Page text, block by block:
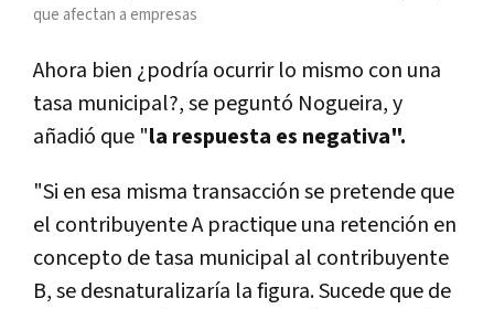
que afectan a empresas
Ahora bien ¿podría ocurrir lo mismo con una
tasa municipal?, se peguntó Nogueira, y
añadió que "la respuesta es negativa".
"Si en esa misma transacción se pretende que
el contribuyente A practique una retención en
concepto de tasa municipal al contribuyente
B, se desnaturalizaría la figura. Sucede que de